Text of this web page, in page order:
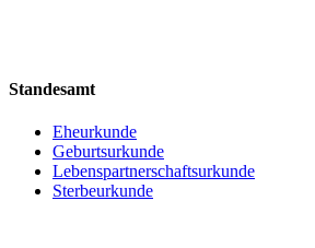
Standesamt
Eheurkunde
Geburtsurkunde
Lebenspartnerschaftsurkunde
Sterbeurkunde